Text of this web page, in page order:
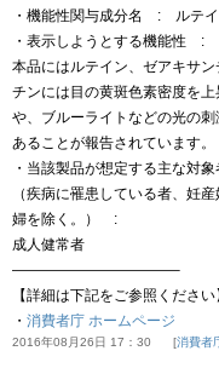
・機能性関与成分名 : ルテイ
・表示しようとする機能性 :
本品にはルテイン、ゼアキサ
チンには目の黄斑色素密度を
や、ブルーライトなどの光の
あることが報告されています。
・当該製品が想定する主な対象
（疾病に罹患している者、妊
婦を除く。） :
成人健常者
———————————–
【詳細は下記をご参照ください
・ 消費者庁 ホームページ
2016年08月26日 17：30 消費者